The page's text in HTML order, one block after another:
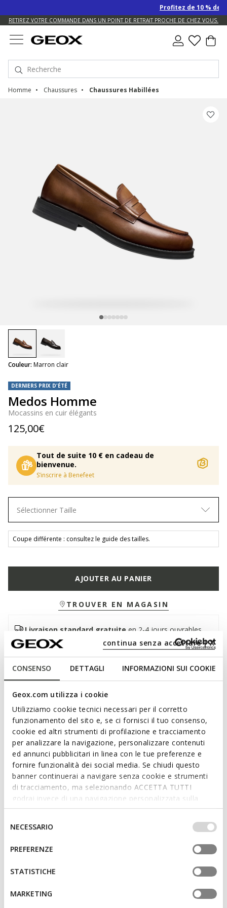
CONSENSO DETTAGLI INFORMAZIONI SUI COOKIE
Geox.com utilizza i cookie
Utilizziamo cookie tecnici necessari per il corretto
funzionamento del sito e, se ci fornisci il tuo consenso,
cookie ed altri strumenti di profilazione e tracciamento
per analizzare la navigazione, personalizzare contenuti
ed annunci pubblicitari in linea con le tue preferenze e
fornire funzionalità dei social media. Se chiudi questo
banner continuerai a navigare senza cookie e strumenti
di tracciamento, ma selezionando ACCETTA TUTTI
godrai invece di una navigazione personalizzata sulla
base dei tuoi gusti ed interessi. Selezionando
IMPOSTAZIONI potrai anche scegliere quali cookies ed
altri strumenti di tracciamento autorizzare. Per maggiori
informazioni o per modificare in qualsiasi momento le
tue impostazioni, visita la nostra
consenso
NECESSARIO
PREFERENZE
STATISTICHE
MARKETING
continua senza accettare | X
Profitez de 10 % de
RETIREZ VOTRE COMMANDE DANS UN POINT DE RETRAIT PROCHE DE CHEZ VOUS.
Homme Chaussures Chaussures Habillées
DERNIERS PRIX D'ÉTÉ
Medos Homme
Mocassins en cuir élégants
125,00€
Tout de suite 10 € en cadeau de
bienvenue.
S’inscrire à Benefeet
Couleur: Marron clair
selected
Sélectionner Taille
Coupe différente : consultez le guide des tailles.
AJOUTER AU PANIER
TROUVER EN MAGASIN
Livraison standard gratuite en 2-4 jours ouvrables
Retour gratuit
dans un délai de 30 jours à compter de
la livraison
Description
Mocassin pour homme ultra-respirant et au design
contemporain. Dans cette version marron clair, il présente
une empeigne raffinée en cuir lisse souple. Medos est parfait
pour compléter les tenues professionnelles quotidiennes et
les tenues plus formelles.
CODE PRODUIT:U658KB00039C6002
Caractéristiques
Design sans fermeture, pour un enfilage plus rapide
Technologies